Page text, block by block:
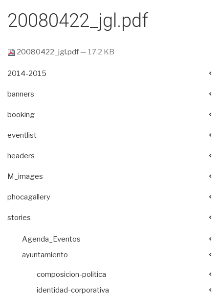
20080422_jgl.pdf
20080422_jgl.pdf— 17.2 KB
2014-2015
banners
booking
eventlist
headers
M_images
phocagallery
stories
Agenda_Eventos
ayuntamiento
composicion-politica
identidad-corporativa